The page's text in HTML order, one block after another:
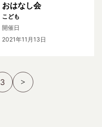
おはなし会
こども
開催日
2021年11月13日
3